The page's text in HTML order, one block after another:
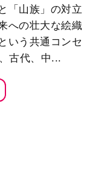
「山族」の対立
への壮大な絵織
いう共通コンセ
古代、中...